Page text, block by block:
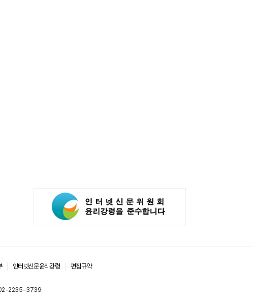
인터넷신문윤리강령 편집규약
:02-2235-3739